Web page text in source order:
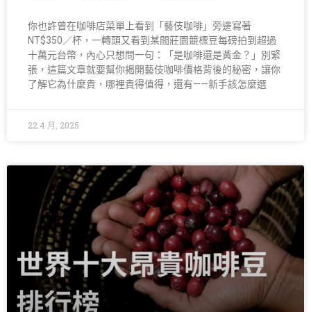
你也許曾在咖啡店菜單上看到「藝伎咖啡」旁邊寫著
NT$350／杯，一轉頭又看到某間莊園競標豆每磅拍到超過
十萬元台幣，內心只想問一句：「是咖啡還是黃金？」別緊
張，這篇文章就要幫你揭開藝伎咖啡價格背後的秘密，讓你
了解它為什麼貴，哪裡貴得值得，還有——新手該怎麼選
22 4 月, 2025